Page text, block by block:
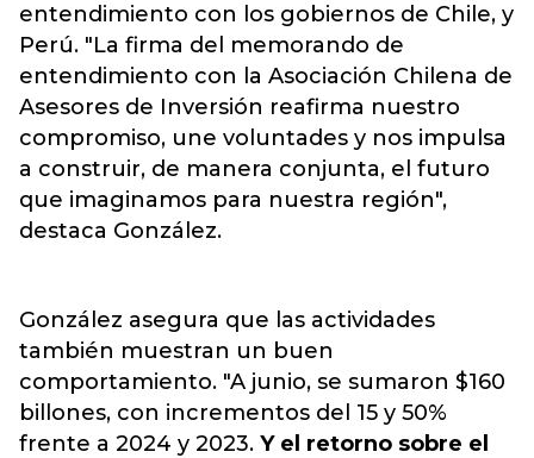
entendimiento con los gobiernos de Chile, y
Perú. "La firma del memorando de
entendimiento con la Asociación Chilena de
Asesores de Inversión reafirma nuestro
compromiso, une voluntades y nos impulsa
a construir, de manera conjunta, el futuro
que imaginamos para nuestra región",
destaca González.
González asegura que las actividades
también muestran un buen
comportamiento. "A junio, se sumaron $160
billones, con incrementos del 15 y 50%
frente a 2024 y 2023. Y el retorno sobre el